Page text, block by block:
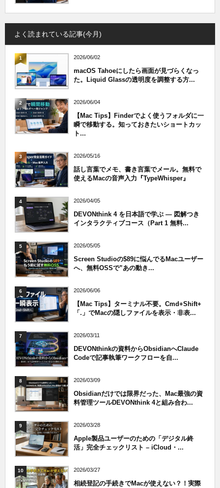
よく読まれている記事(今月)
1 2026/06/02
macOS Tahoeにしたら画面が見づらくなっ
た。Liquid Glassの透明度を調整する方...
2 2026/06/04
【Mac Tips】Finderでよく使うフォルダに一
瞬で移動する。知っておきたいショートカッ
ト...
3 2026/05/16
話し言葉でメモ、書き言葉でメール。無料で
使えるMacの音声入力『TypeWhisper』
4 2026/04/05
DEVONthink 4 を日本語で学ぶ — 図解つき
インタラクティブコース（Part 1 無料...
5 2026/05/05
Screen Studioの$89に悩んでるMacユーザー
へ、無料OSSで”あの動き...
6 2026/06/06
【Mac Tips】ターミナル不要。Cmd+Shift+
「.」でMacの隠しファイルを表示・非表...
7 2026/03/11
DEVONthinkの資料からObsidianへClaude
Codeで記事執筆ワークフローを自...
8 2026/03/09
Obsidianだけでは限界だった、Mac最強の資
料管理ツールDEVONthink 4と組み合わ...
9 2026/03/28
Apple製品ユーザーのための「デジタル終
活」完全チェックリスト – iCloud・...
10 2026/03/27
相続登記の手続きでMacが使えない？！実際